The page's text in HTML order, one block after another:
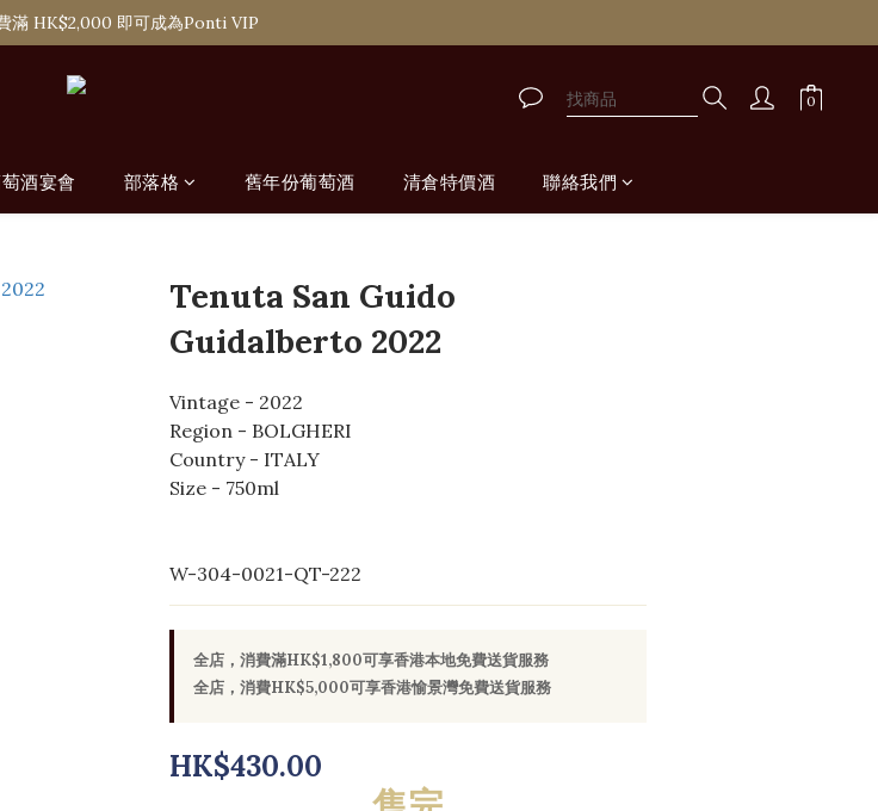
即可享香港本地免費送貨服務
滿 HK$2,000 即可成為Ponti VIP
酒宴會 部落格 舊年份葡萄酒 清倉特價酒 聯絡我們
Tenuta San Guido
Guidalberto 2022
Vintage - 2022
Region - BOLGHERI
Country - ITALY
Size - 750ml
W-304-0021-QT-222
全店，消費滿HK$1,800可享香港本地免費送貨服務
全店，消費HK$5,000可享香港愉景灣免費送貨服務
HK$430.00